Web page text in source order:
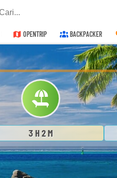
OPENTRIP BACKPACKER
3 H 2 M